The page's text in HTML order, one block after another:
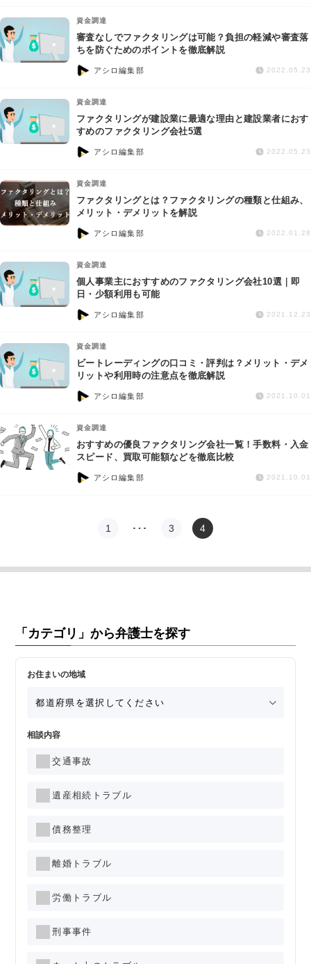
資金調達
審査なしでファクタリングは可能？負担の軽減や審査落
ちを防ぐためのポイントを徹底解説
アシロ編集部 2022.05.23
資金調達
ファクタリングが建設業に最適な理由と建設業者におす
すめのファクタリング会社5選
アシロ編集部 2022.05.23
資金調達
ファクタリングとは？ファクタリングの種類と仕組み、
メリット・デメリットを解説
アシロ編集部 2022.01.28
資金調達
個人事業主におすすめのファクタリング会社10選｜即
日・少額利用も可能
アシロ編集部 2021.12.23
資金調達
ビートレーディングの口コミ・評判は？メリット・デメ
リットや利用時の注意点を徹底解説
アシロ編集部 2021.10.01
資金調達
おすすめの優良ファクタリング会社一覧！手数料・入金
スピード、買取可能額などを徹底比較
アシロ編集部 2021.10.01
1 … 3 4
「カテゴリ」から弁護士を探す
お住まいの地域
相談内容
交通事故
遺産相続トラブル
債務整理
離婚トラブル
労働トラブル
刑事事件